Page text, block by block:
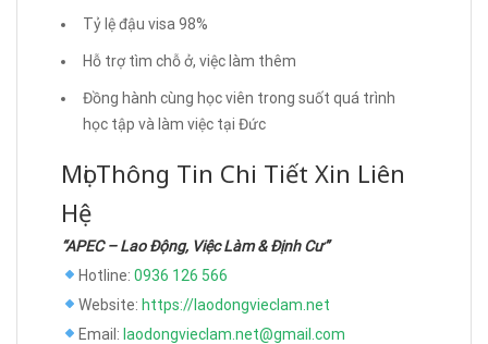
Tỷ lệ đậu visa 98%
Hỗ trợ tìm chỗ ở, việc làm thêm
Đồng hành cùng học viên trong suốt quá trình
học tập và làm việc tại Đức
Mọi Thông Tin Chi Tiết Xin Liên
Hệ
“APEC – Lao Động, Việc Làm & Định Cư”
Hotline: 0936 126 566
Website: https://laodongvieclam.net
Email: laodongvieclam.net@gmail.com